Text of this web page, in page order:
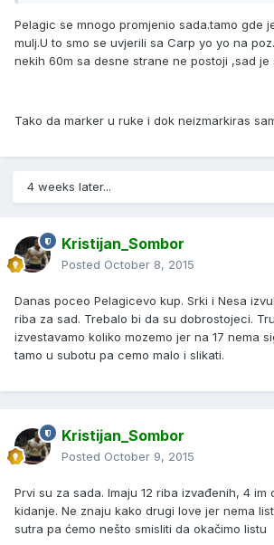
Pelagic se mnogo promjenio sada.tamo gde
mulj.U to smo se uvjerili sa Carp yo yo na
nekih 60m sa desne strane ne postoji ,sad je
Tako da marker u ruke i dok neizmarkiras
4 weeks later...
Kristijan_Sombor
Posted October 8, 2015
Danas poceo Pelagicevo kup. Srki i Nesa
riba za sad. Trebalo bi da su dobrostojeci.
izvestavamo koliko mozemo jer na 17 nema
tamo u subotu pa cemo malo i slikati.
Kristijan_Sombor
Posted October 9, 2015
Prvi su za sada. Imaju 12 riba izvađenih, 4 im
kidanje. Ne znaju kako drugi love jer nema
sutra pa ćemo nešto smisliti da okačimo listu